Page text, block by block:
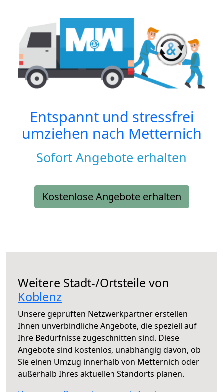
Entspannt und stressfrei
umziehen nach Metternich
Sofort Angebote erhalten
Kostenlose Angebote erhalten
Weitere Stadt-/Ortsteile von
Koblenz
Unsere geprüften Netzwerkpartner erstellen
Ihnen unverbindliche Angebote, die speziell auf
Ihre Bedürfnisse zugeschnitten sind. Diese
Angebote sind kostenlos, unabhängig davon, ob
Sie einen Umzug innerhalb von Metternich oder
außerhalb Ihres aktuellen Standorts planen.